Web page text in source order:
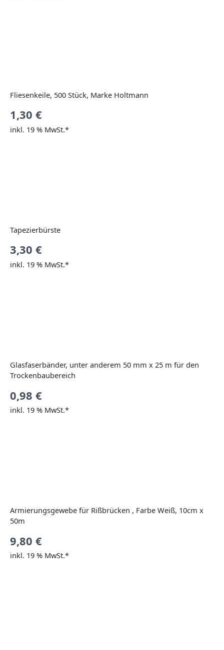
Fliesenkeile, 500 Stück, Marke Holtmann
1,30 €
inkl. 19 % MwSt.*
Tapezierbürste
3,30 €
inkl. 19 % MwSt.*
Glasfaserbänder, unter anderem 50 mm x 25 m für den
Trockenbaubereich
0,98 €
inkl. 19 % MwSt.*
Armierungsgewebe für Rißbrücken , Farbe Weiß, 10cm x
50m
9,80 €
inkl. 19 % MwSt.*